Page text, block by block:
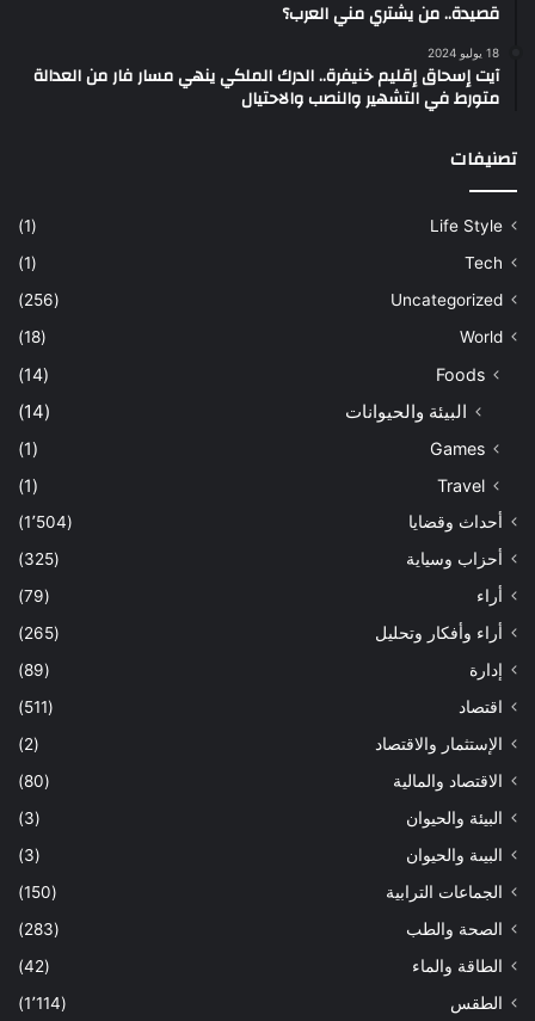
قصيدة.. من يشتري مني العرب؟
18 يوليو 2024
آيت إسحاق إقليم خنيفرة.. الدرك الملكي ينهي مسار فار من العدالة
متورط في التشهير والنصب والاحتيال
تصنيفات
Life Style
(1)
Tech
(1)
Uncategorized
(256)
World
(18)
Foods
(14)
البيئة والحيوانات (14)
Games
(1)
Travel
(1)
أحداث وقضايا
(1٬504)
أحزاب وسياية
(325)
أراء
(79)
أراء وأفكار وتحليل
(265)
إدارة
(89)
اقتصاد
(511)
الإستثمار والاقتصاد
(2)
الاقتصاد والمالية
(80)
البيئة والحيوان
(3)
البيىة والحيوان
(3)
الجماعات الترابية
(150)
الصحة والطب
(283)
الطاقة والماء
(42)
الطقس
(1٬114)